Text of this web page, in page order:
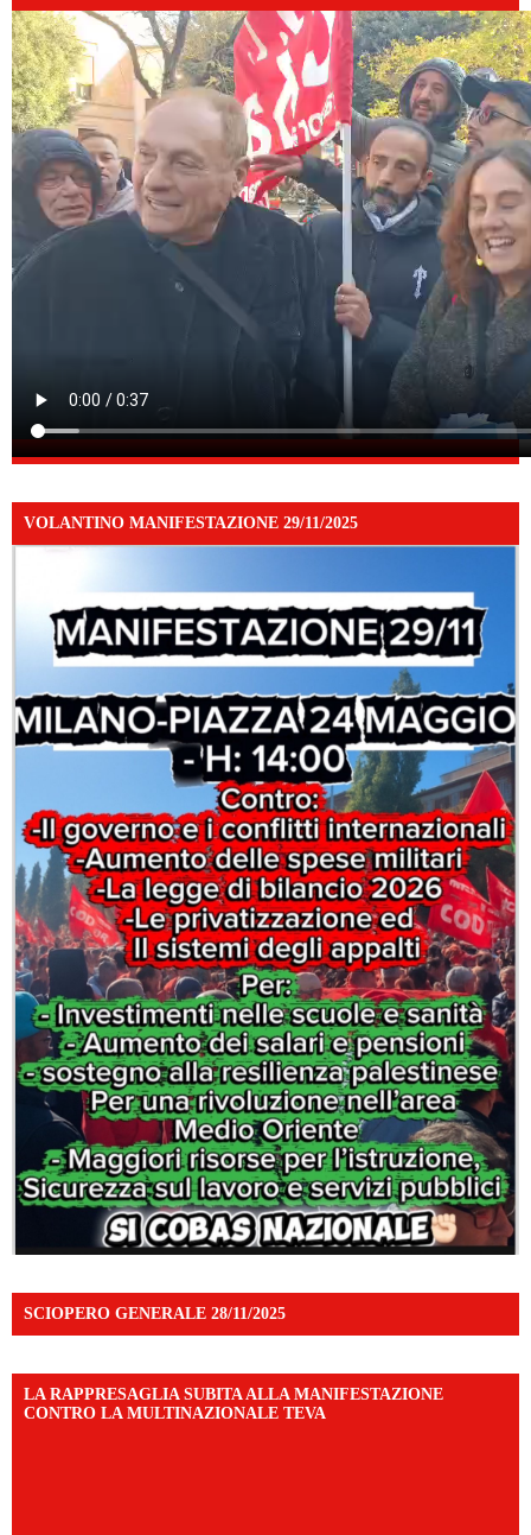
VOLANTINO MANIFESTAZIONE 29/11/2025
SCIOPERO GENERALE 28/11/2025
LA RAPPRESAGLIA SUBITA ALLA MANIFESTAZIONE
CONTRO LA MULTINAZIONALE TEVA